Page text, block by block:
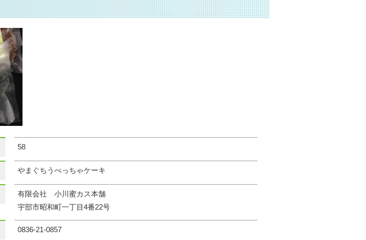
58
やまぐちうべっちゃケーキ
有限会社 小川蜜カス本舗
宇部市昭和町一丁目4番22号
0836-21-0857